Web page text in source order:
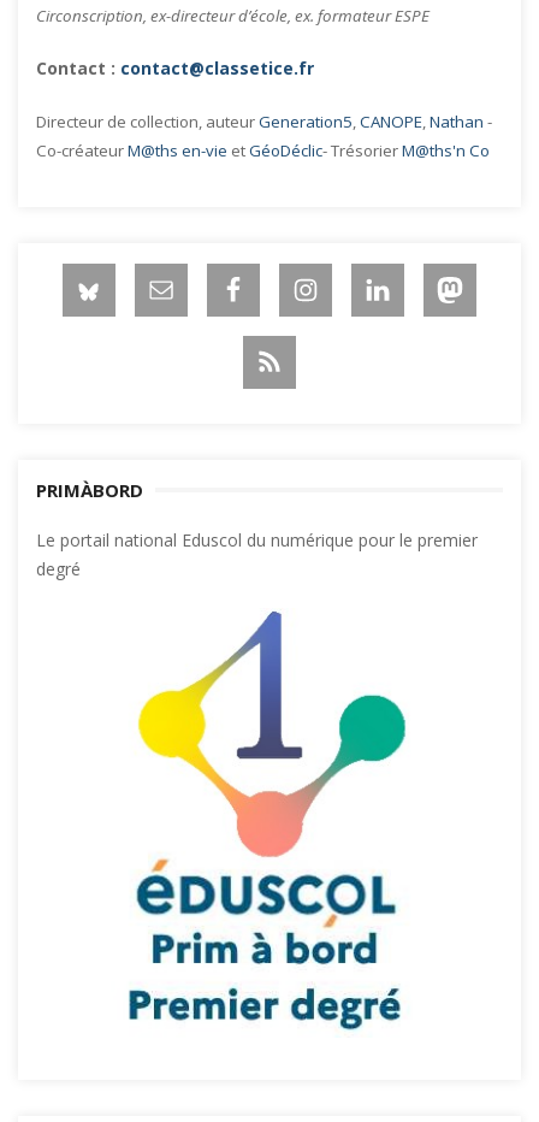
Circonscription, ex-directeur d’école, ex. formateur ESPE
Contact : contact@classetice.fr
Directeur de collection, auteurGeneration5,CANOPE,Nathan -
Co-créateurM@ths en-vie etGéoDéclic- TrésorierM@ths'n Co
PRIMÀBORD
Le portail national Eduscol du numérique pour le premier
degré